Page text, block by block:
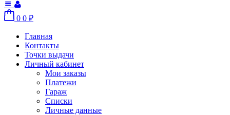
0 0 ₽
Главная
Контакты
Точки выдачи
Личный кабинет
Мои заказы
Платежи
Гараж
Списки
Личные данные